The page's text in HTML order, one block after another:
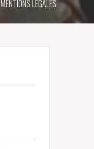
MENTIONS LÉGALES